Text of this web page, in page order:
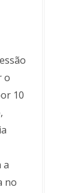
o
10
a
no